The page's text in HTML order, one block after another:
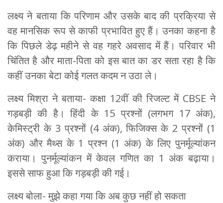
लक्ष्य ने बताया कि परिणाम और उसके बाद की प्रक्रिया से
वह मानसिक रूप से काफी प्रभावित हुए हैं। उनका कहना है
कि पिछले डेढ़ महीने से वह गहरे अवसाद में हैं। परिवार भी
चिंतित है और माता-पिता को इस बात का डर सता रहा है कि
कहीं उनका बेटा कोई गलत कदम न उठा ले।
लक्ष्य मिश्रा ने बताया- कक्षा 12वीं की रिजल्ट में CBSE ने
गड़बड़ी की है। हिंदी के 15 प्रश्नों (लगभग 17 अंक),
केमिस्ट्री के 3 प्रश्नों (4 अंक), फिजिक्स के 2 प्रश्नों (1
अंक) और मैथ्स के 1 प्रश्न (1 अंक) के लिए पुनर्मूल्यांकन
कराया। पुनर्मूल्यांकन में केवल गणित का 1 अंक बढ़ाया।
इससे साफ हुआ कि गड़बड़ी की गई।
लक्ष्य बोला- मुझे कहा गया कि अब कुछ नहीं हो सकता